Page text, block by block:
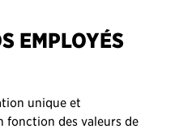
EMPLOYÉS
unique et
fonction des valeurs de